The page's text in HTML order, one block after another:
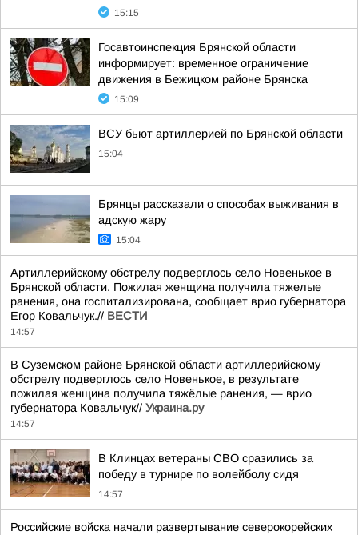
15:15
Госавтоинспекция Брянской области
информирует: временное ограничение
движения в Бежицком районе Брянска
15:09
ВСУ бьют артиллерией по Брянской области
15:04
Брянцы рассказали о способах выживания в
адскую жару
15:04
Артиллерийскому обстрелу подверглось село Новенькое в
Брянской области. Пожилая женщина получила тяжелые
ранения, она госпитализирована, сообщает врио губернатора
Егор Ковальчук.// ВЕСТИ
14:57
В Суземском районе Брянской области артиллерийскому
обстрелу подверглось село Новенькое, в результате
пожилая женщина получила тяжёлые ранения, — врио
губернатора Ковальчук// Украина.ру
14:57
В Клинцах ветераны СВО сразились за
победу в турнире по волейболу сидя
14:57
Российские войска начали развертывание северокорейских